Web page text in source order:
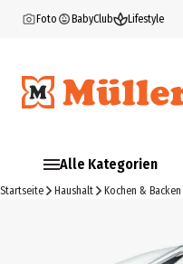
Foto BabyClub Lifestyle
Alle Kategorien
Startseite Haushalt Kochen & Backen